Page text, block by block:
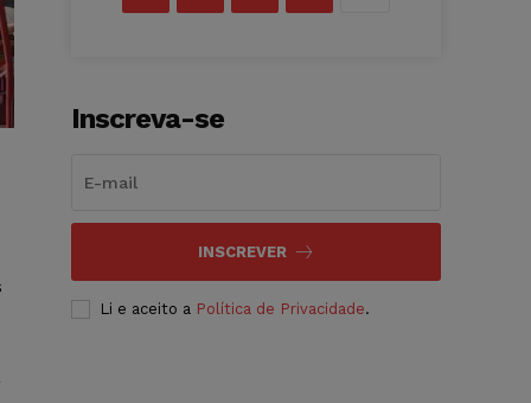
Inscreva-se
INSCREVER
Li e aceito a Política de Privacidade.